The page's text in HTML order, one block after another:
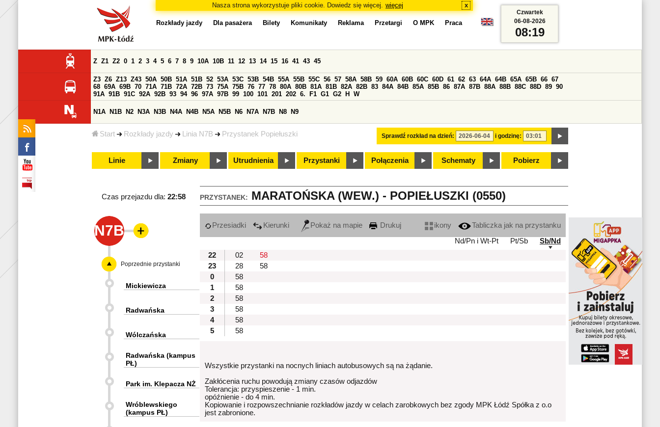
Nasza strona wykorzystuje pliki cookie. Dowiedz się więcej. więcej x
Start Rozkłady jazdy Linia N7B Przystanek Popiełuszki
Rozkłady jazdy Dla pasażera Bilety Komunikaty Reklama Przetargi O MPK Praca
Sprawdź rozkład na dzień: i godzinę:
Z Z1 Z2 0 1 2 3 4 5 6 7 8 9 10A 10B 11 12 13 14 15 16 41 43 45
Z3 Z6 Z13 Z43 50A 50B 51A 51B 52 53A 53C 53B 54B 55A 55B 55C 56 57 58A 58B 59 60A 60B 60C 60D 61 62 63 64A 64B 65A 65B 66 67
68 69A 69B 70 71A 71B 72A 72B 73 75A 75B 76 77 78 80A 80B 81A 81B 82A 82B 83 84A 84B 85A 85B 86 87A 87B 88A 88B 88C 88D 89 90
91A 91B 91C 92A 92B 93 94 96 97A 97B 99 100 101 201 202 6. F1 G1 G2 H W
N1A N1B N2 N3A N3B N4A N4B N5A N5B N6 N7A N7B N8 N9
Linie Zmiany Utrudnienia Przystanki Połączenia Schematy Pobierz
Czwartek
06-08-2026
08:19
PRZYSTANEK: MARATOŃSKA (WEW.) - POPIEŁUSZKI (0550)
Czas przejazdu dla: 22:58
N7B Przesiadki Kierunki Pokaż na mapie Drukuj ikony
Tabliczka jak na przystanku
Nd/Pn i Wt-Pt
Pt/Sb
Sb/Nd
22
02
58
23
28
58
0
58
1
58
2
58
3
58
4
58
5
58
Wszystkie przystanki na nocnych liniach autobusowych są na żądanie.
Zakłócenia ruchu powodują zmiany czasów odjazdów
Tolerancja: przyspieszenie - 1 min.
opóźnienie - do 4 min.
Kopiowanie i rozpowszechnianie rozkładów jazdy w celach zarobkowych bez zgody MPK Łódź Spółka z o.o
jest zabronione.
Poprzednie przystanki
Mickiewicza
Radwańska
Wólczańska
Radwańska (kampus
PŁ)
Park im. Klepacza NŻ
Wróblewskiego
(kampus PŁ)